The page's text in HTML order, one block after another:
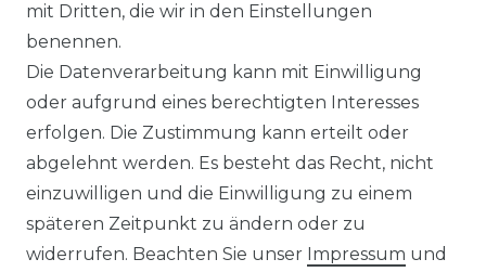
14 TAGE RÜCKGABERECHT
Laro-Shop.de
06233-7705680
info@laro-shop.de
Montag - Freitag, 09:00 - 17:00
mit Dritten, die wir in den Einstellungen
benennen.
Die Datenverarbeitung kann mit Einwilligung
oder aufgrund eines berechtigten Interesses
erfolgen. Die Zustimmung kann erteilt oder
abgelehnt werden. Es besteht das Recht, nicht
einzuwilligen und die Einwilligung zu einem
späteren Zeitpunkt zu ändern oder zu
widerrufen. Beachten Sie unser Impressum und